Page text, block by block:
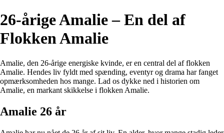
26-årige Amalie – En del af
Flokken Amalie
Amalie, den 26-årige energiske kvinde, er en central del af flokken
Amalie. Hendes liv fyldt med spænding, eventyr og drama har fanget
opmærksomheden hos mange. Lad os dykke ned i historien om
Amalie, en markant skikkelse i flokken Amalie.
Amalie 26 år